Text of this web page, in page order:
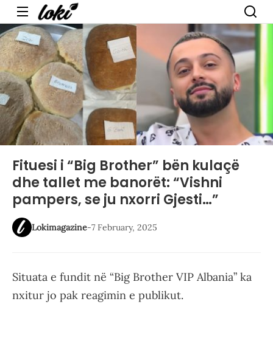
Menu
Fituesi i “Big Brother” bën kulaçë
dhe tallet me banorët: “Vishni
pampers, se ju nxorri Gjesti…”
Lokimagazine-7 February, 2025
Situata e fundit në “Big Brother VIP Albania” ka
nxitur jo pak reagimin e publikut.